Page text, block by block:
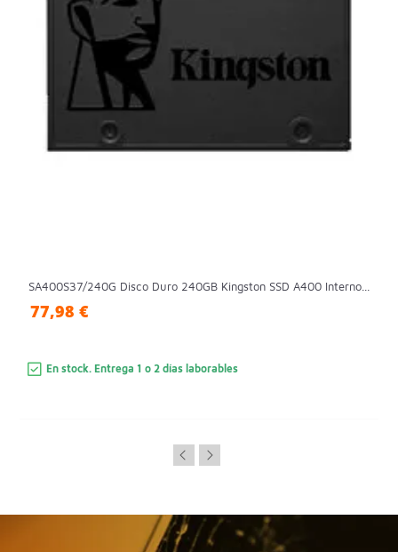
SA400S37/240G Disco Duro 240GB Kingston SSD A400 Interno...
77,98 €
En stock. Entrega 1 o 2 días laborables